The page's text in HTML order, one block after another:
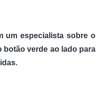
um especialista sobre o
botão verde ao lado para